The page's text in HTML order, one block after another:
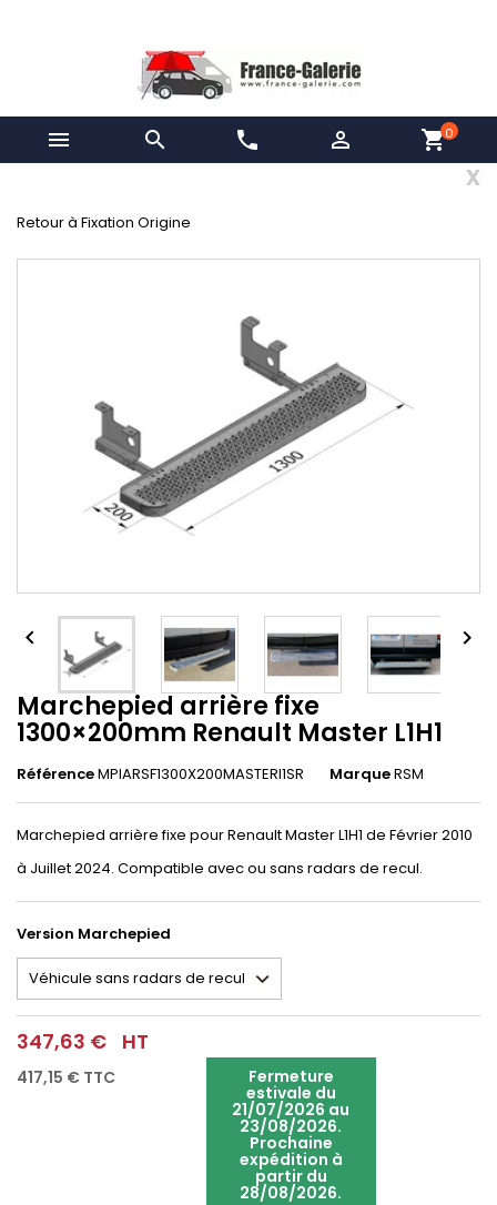
  phone  shopping_cart0
x
Retour à Fixation Origine
 
Marchepied arrière fixe
1300×200mm Renault Master L1H1
RéférenceMPIARSF1300X200MASTERl1SR MarqueRSM
Marchepied arrière fixe pour Renault Master L1H1 de Février 2010
à Juillet 2024. Compatible avec ou sans radars de recul.
Version Marchepied
347,63 € HT
417,15 € TTC Fermeture
estivale du
21/07/2026 au
23/08/2026.
Prochaine
expédition à
partir du
28/08/2026.